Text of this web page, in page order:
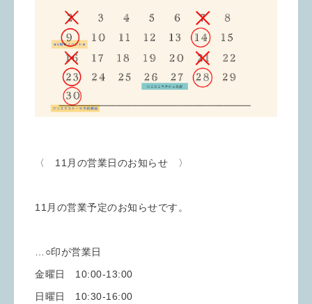
〈 11月の営業日のお知らせ 〉
11月の営業予定のお知らせです。
…○印が営業日
金曜日 10:00-13:00
日曜日 10:30-16:00